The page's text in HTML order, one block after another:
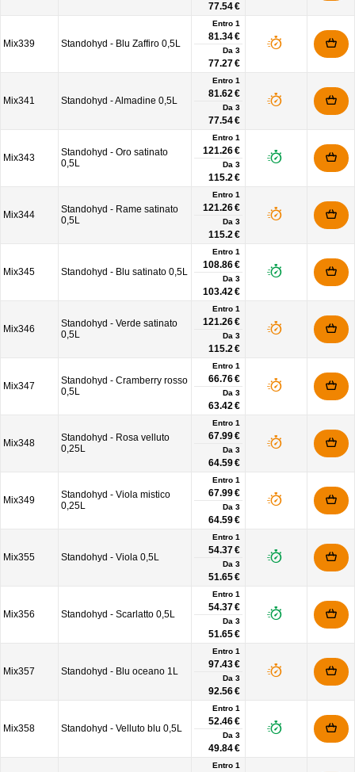
77.54 €
Mix339 Standohyd - Blu Zaffiro 0,5L
Entro 1
81.34 €
Da 3
77.27 €
Mix341 Standohyd - Almadine 0,5L
Entro 1
81.62 €
Da 3
77.54 €
Mix343
Standohyd - Oro satinato
0,5L
Entro 1
121.26 €
Da 3
115.2 €
Mix344
Standohyd - Rame satinato
0,5L
Entro 1
121.26 €
Da 3
115.2 €
Mix345 Standohyd - Blu satinato 0,5L
Entro 1
108.86 €
Da 3
103.42 €
Mix346
Standohyd - Verde satinato
0,5L
Entro 1
121.26 €
Da 3
115.2 €
Mix347
Standohyd - Cramberry rosso
0,5L
Entro 1
66.76 €
Da 3
63.42 €
Mix348
Standohyd - Rosa velluto
0,25L
Entro 1
67.99 €
Da 3
64.59 €
Mix349
Standohyd - Viola mistico
0,25L
Entro 1
67.99 €
Da 3
64.59 €
Mix355 Standohyd - Viola 0,5L
Entro 1
54.37 €
Da 3
51.65 €
Mix356 Standohyd - Scarlatto 0,5L
Entro 1
54.37 €
Da 3
51.65 €
Mix357 Standohyd - Blu oceano 1L
Entro 1
97.43 €
Da 3
92.56 €
Mix358 Standohyd - Velluto blu 0,5L
Entro 1
52.46 €
Da 3
49.84 €
Entro 1